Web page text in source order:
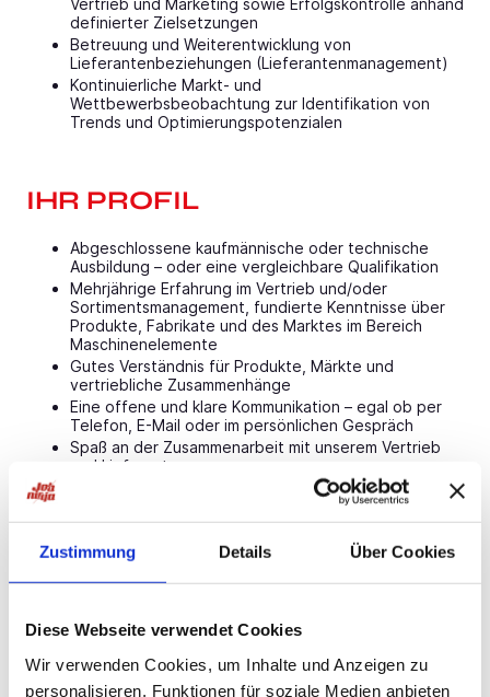
Zustimmung Details Über Cookies
Diese Webseite verwendet Cookies
Wir verwenden Cookies, um Inhalte und Anzeigen zu
personalisieren, Funktionen für soziale Medien anbieten
Vertrieb und Marketing sowie Erfolgskontrolle anhand
definierter Zielsetzungen
Betreuung und Weiterentwicklung von
Lieferantenbeziehungen (Lieferantenmanagement)
Kontinuierliche Markt- und
Wettbewerbsbeobachtung zur Identifikation von
Trends und Optimierungspotenzialen
IHR PROFIL
Abgeschlossene kaufmännische oder technische
Ausbildung – oder eine vergleichbare Qualifikation
Mehrjährige Erfahrung im Vertrieb und/oder
Sortimentsmanagement, fundierte Kenntnisse über
Produkte, Fabrikate und des Marktes im Bereich
Maschinenelemente
Gutes Verständnis für Produkte, Märkte und
vertriebliche Zusammenhänge
Eine offene und klare Kommunikation – egal ob per
Telefon, E-Mail oder im persönlichen Gespräch
Spaß an der Zusammenarbeit mit unserem Vertrieb
und Lieferanten
Verhandlungsgeschick und die Fähigkeit,
Eine strukturierte Arbeitsweise und den Blick fürs
Wesentliche
Handeln
Erfahrung mit SAP und/oder PIM-Systemen